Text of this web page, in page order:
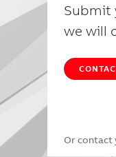
Submit
we will
Or contact